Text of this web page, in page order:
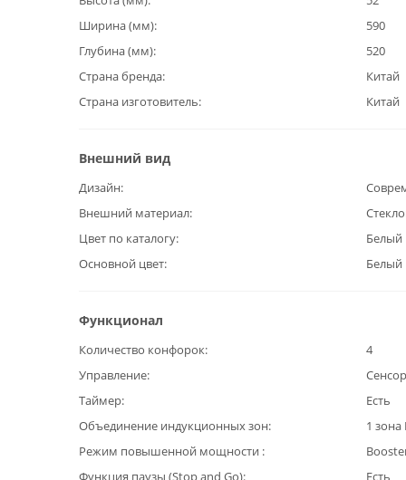
Ширина (мм)
590
Глубина (мм)
520
Страна бренда
Китай
Страна изготовитель
Китай
Внешний вид
Дизайн
Внешний материал
Цвет по каталогу
Белый
Основной цвет
Белый
Функционал
Количество конфорок
4
Управление
Таймер
Есть
Объединение индукционных зон
1 зона
Режим повышенной мощности
Функция паузы (Stop and Go)
Есть